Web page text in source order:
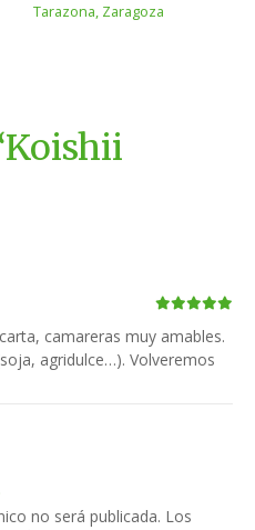
Tarazona, Zaragoza
Koishii
camareras muy amables.
agridulce…). Volveremos
no será publicada. Los